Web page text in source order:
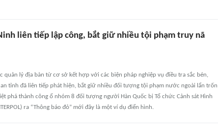
liên tiếp lập công, bắt giữ nhiều tội phạm truy nã
quản lý địa bàn từ cơ sở kết hợp với các biện pháp nghiệp vụ điều tra sắc bén,
tỉnh đã liên tiếp phát hiện, bắt giữ nhiều đối tượng tội phạm nước ngoài lẩn trốn
phá thành công ổ nhóm 8 đối tượng người Hàn Quốc bị Tổ chức Cảnh sát Hình
ra “Thông báo đỏ” mới đây là một ví dụ điển hình.